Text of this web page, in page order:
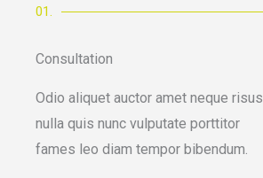
01.
Consultation
Odio aliquet auctor amet neque risus
nulla quis nunc vulputate porttitor
fames leo diam tempor bibendum.